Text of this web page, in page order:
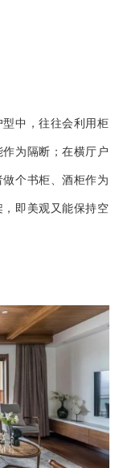
中，往往会利用柜
为隔断；在横厅户
个书柜、酒柜作为
即美观又能保持空